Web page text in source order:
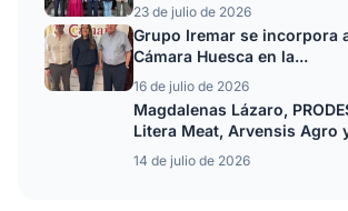
23 de julio de 2026
Grupo Iremar se incorpora
Cámara Huesca en la...
16 de julio de 2026
Magdalenas Lázaro,
Litera Meat, Arvensis Agro
14 de julio de 2026